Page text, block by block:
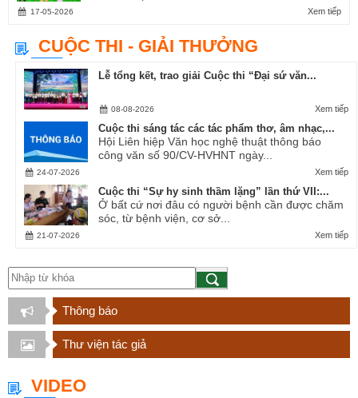
Xem tiếp
17-05-2026
CUỘC THI - GIẢI THƯỞNG
Lễ tổng kết, trao giải Cuộc thi “Đại sứ văn...
Xem tiếp
08-08-2026
Cuộc thi sáng tác các tác phẩm thơ, âm nhạc,...
Hội Liên hiệp Văn học nghệ thuật thông báo
công văn số 90/CV-HVHNT ngày...
Xem tiếp
24-07-2026
Cuộc thi “Sự hy sinh thầm lặng” lần thứ VII:...
Ở bất cứ nơi đâu có người bệnh cần được chăm
sóc, từ bệnh viện, cơ sở...
Xem tiếp
21-07-2026
Thông báo
Thư viện tác giả
VIDEO